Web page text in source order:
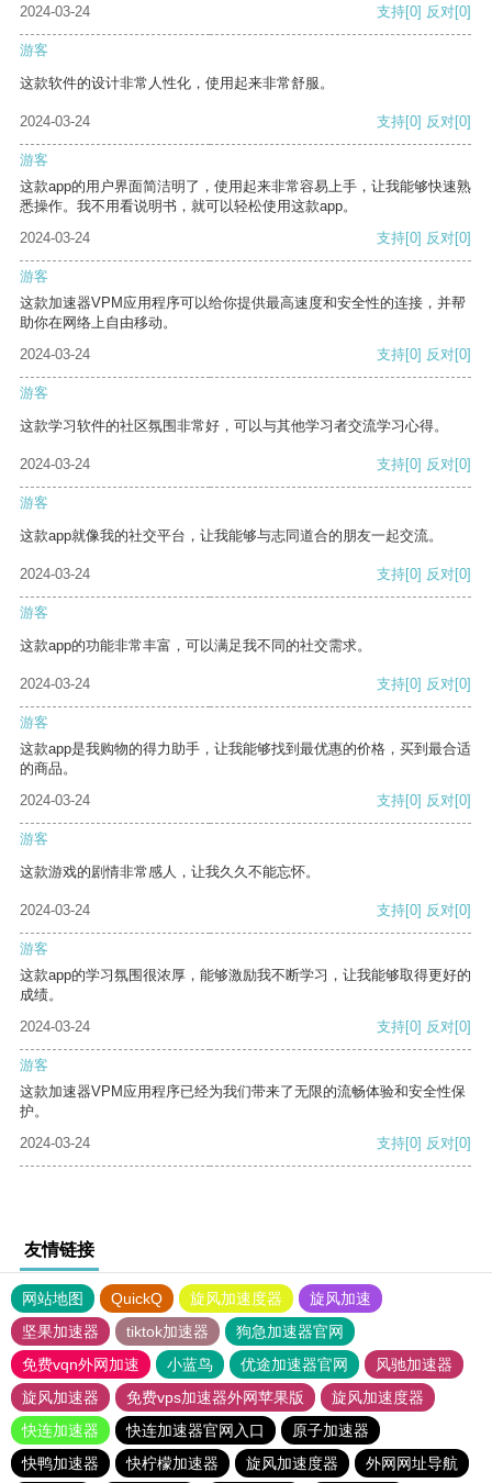
2024-03-24
支持[0] 反对[0]
游客
这款软件的设计非常人性化，使用起来非常舒服。
2024-03-24 支持[0] 反对[0]
游客
这款app的用户界面简洁明了，使用起来非常容易上手，让我能够快速熟
悉操作。我不用看说明书，就可以轻松使用这款app。
2024-03-24
支持[0] 反对[0]
游客
这款加速器VPM应用程序可以给你提供最高速度和安全性的连接，并帮
助你在网络上自由移动。
2024-03-24
支持[0] 反对[0]
游客
这款学习软件的社区氛围非常好，可以与其他学习者交流学习心得。
2024-03-24 支持[0] 反对[0]
游客
这款app就像我的社交平台，让我能够与志同道合的朋友一起交流。
2024-03-24 支持[0] 反对[0]
游客
这款app的功能非常丰富，可以满足我不同的社交需求。
2024-03-24 支持[0] 反对[0]
游客
这款app是我购物的得力助手，让我能够找到最优惠的价格，买到最合适
的商品。
2024-03-24
支持[0] 反对[0]
游客
这款游戏的剧情非常感人，让我久久不能忘怀。
2024-03-24 支持[0] 反对[0]
游客
这款app的学习氛围很浓厚，能够激励我不断学习，让我能够取得更好的
成绩。
2024-03-24
支持[0] 反对[0]
游客
这款加速器VPM应用程序已经为我们带来了无限的流畅体验和安全性保
护。
2024-03-24
支持[0] 反对[0]
友情链接
网站地图 QuickQ 旋风加速度器
旋风加速
坚果加速器
tiktok加速器
狗急加速器官网
免费vqn外网加速
小蓝鸟 优途加速器官网
风驰加速器
旋风加速器
免费vps加速器外网苹果版
旋风加速度器
快连加速器
快连加速器官网入口
原子加速器
快鸭加速器
快柠檬加速器 旋风加速度器 外网网址导航